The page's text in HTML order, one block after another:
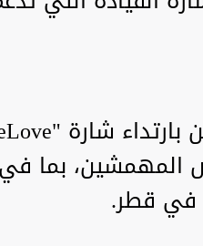
المهمشين، بما
في قطر.